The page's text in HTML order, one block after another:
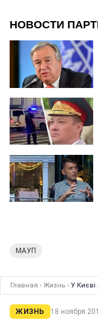
МАУП
Главная › Жизнь › У
ЖИЗНЬ 18 ноября